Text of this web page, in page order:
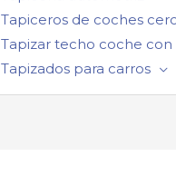
Tapiceros de coches
Tapizar techo coche
Tapizados para carros